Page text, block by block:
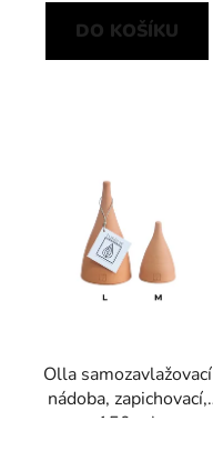
DO KOŠÍKU
Olla samozavlažovací
nádoba, zapichovací,
150 ml